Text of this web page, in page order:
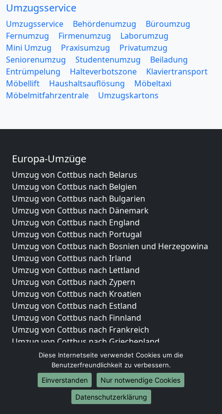
Umzugsservice
Umzugsservice Behördenumzug
Büroumzug
Fernumzug
Firmenumzug
Laborumzug
Mini Umzug
Praxisumzug
Privatumzug
Seniorenumzug
Studentenumzug
Beiladung
Entrümpelung
Halteverbotszone
Klaviertransport
Möbellift
Haushaltsauflösung
Möbeltaxi
Möbelmitfahrzentrale
Umzugskartons
Europa-Umzüge
Umzug von Cottbus nach Belarus
Umzug von Cottbus nach Belgien
Umzug von Cottbus nach Bulgarien
Umzug von Cottbus nach Dänemark
Umzug von Cottbus nach England
Umzug von Cottbus nach Portugal
Umzug von Cottbus nach Bosnien und Herzegowina
Umzug von Cottbus nach Irland
Umzug von Cottbus nach Lettland
Umzug von Cottbus nach Zypern
Umzug von Cottbus nach Kroatien
Umzug von Cottbus nach Estland
Umzug von Cottbus nach Finnland
Umzug von Cottbus nach Frankreich
Umzug von Cottbus nach Griechenland
Umzug von Cottbus nach Italien
Umzug von Cottbus nach Liechtenstein
Umzug von Cottbus nach Luxemburg
Umzug von Cottbus nach Niederlande
Umzug von Cottbus nach Norwegen
Diese Internetseite verwendet Cookies um die
Benutzerfreundlichkeit zu verbessern.
Einverstanden
Nur notwendige Cookies
Datenschutzerklärung